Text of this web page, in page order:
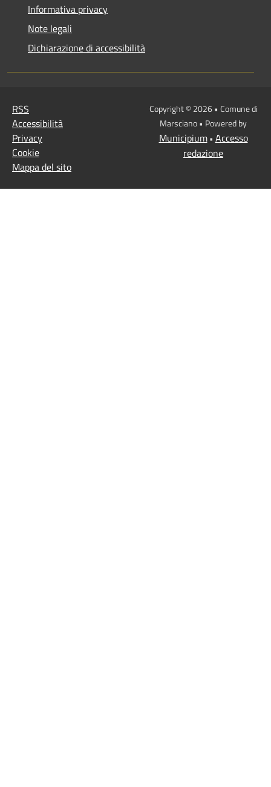
Informativa privacy
Note legali
Dichiarazione di accessibilità
RSS
Accessibilità
Privacy
Cookie
Mappa del sito
Copyright © 2026 • Comune di
Marsciano • Powered by
Municipium• Accesso
redazione